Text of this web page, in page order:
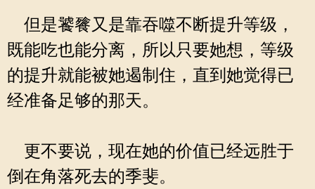
但是饕餮又是靠吞噬不断提升等级，
既能吃也能分离，所以只要她想，等级
的提升就能被她遏制住，直到她觉得已
经准备足够的那天。
更不要说，现在她的价值已经远胜于
倒在角落死去的季斐。